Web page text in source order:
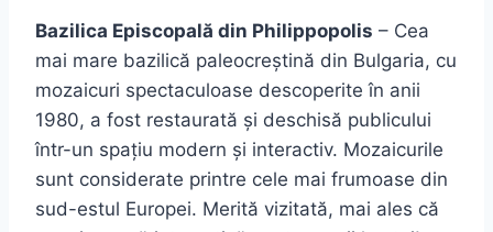
Bazilica Episcopală din Philippopolis – Cea
mai mare bazilică paleocreștină din Bulgaria, cu
mozaicuri spectaculoase descoperite în anii
1980, a fost restaurată și deschisă publicului
într-un spațiu modern și interactiv. Mozaicurile
sunt considerate printre cele mai frumoase din
sud-estul Europei. Merită vizitată, mai ales că